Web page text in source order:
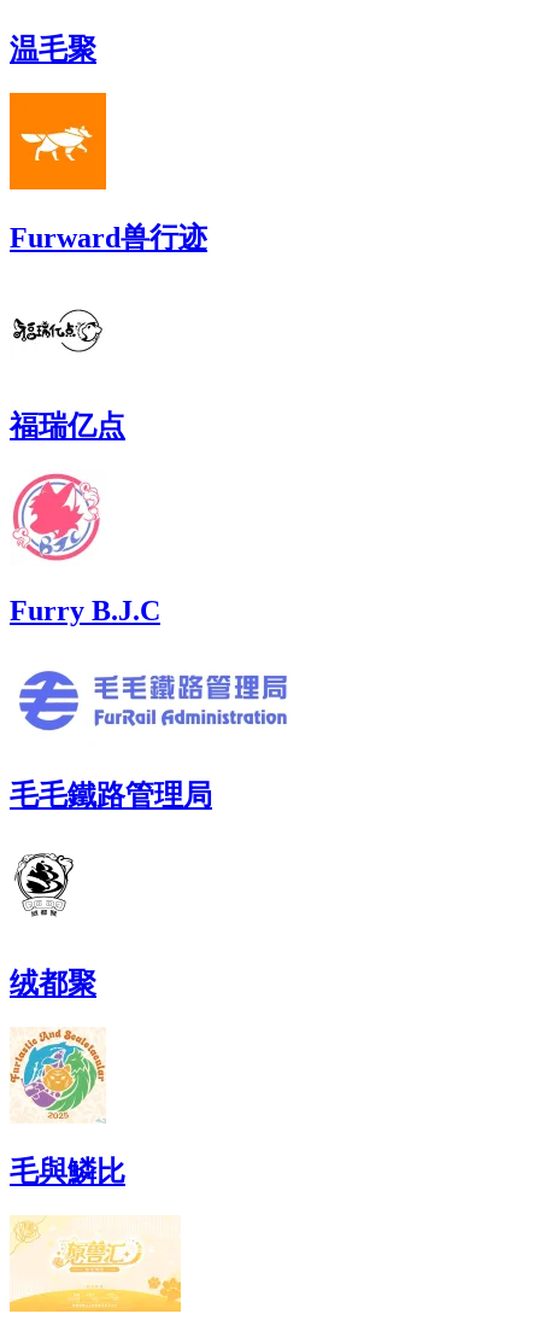
温毛聚
Furward兽行迹
福瑞亿点
Furry B.J.C
毛毛鐵路管理局
绒都聚
毛與鱗比